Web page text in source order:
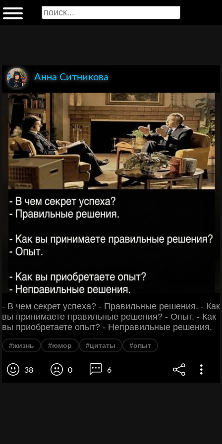
Анна Ситникова
- В чем секрет успеха? - Правильные решения. - Как
вы принимаете правильные решения? - Опыт. - Как
вы приобретаете опыт? - Неправильные решения.
#жизнь #юмор #цитаты #опыт
38 0 6